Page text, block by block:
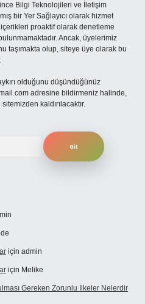
Bilgi Teknolojileri ve İletişim
bir Yer Sağlayıcı olarak hizmet
proaktif olarak denetleme
Ancak, üyelerimiz
taşımakta olup, siteye üye olarak bu
olduğunu düşündüğünüz
adresine bildirmeniz halinde,
kaldırılacaktır.
için admin
için Melike
Gereken Zorunlu Ilkeler Nelerdir